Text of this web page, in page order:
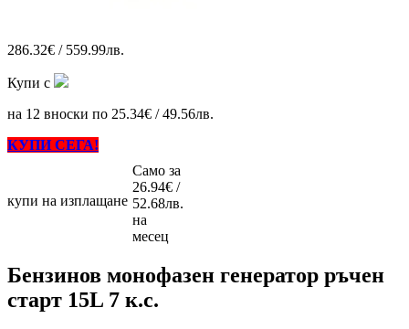
286.32€ / 559.99лв.
Купи с
на 12 вноски по 25.34€ / 49.56лв.
КУПИ СЕГА!
купи на изплащане
Само за
26.94€ /
52.68лв.
на
месец
Бензинов монофазен генератор ръчен
старт 15L 7 к.с.